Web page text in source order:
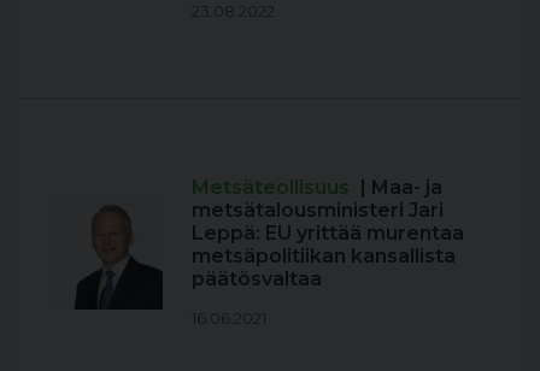
23.08.2022
Metsäteollisuus | Maa- ja
metsätalousministeri Jari
Leppä: EU yrittää murentaa
metsäpolitiikan kansallista
päätösvaltaa
16.06.2021